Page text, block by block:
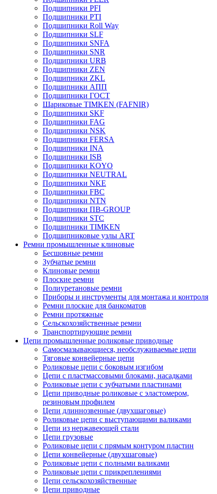
Подшипники PFI
Подшипники PTI
Подшипники Roll Way
Подшипники SLF
Подшипники SNFA
Подшипники SNR
Подшипники URB
Подшипники ZEN
Подшипники ZKL
Подшипники АПП
Подшипники ГОСТ
Шариковые ТІMKEN (FAFNIR)
Подшипники SKF
Подшипники FAG
Подшипники NSK
Подшипники FERSA
Подшипники INA
Подшипники ISB
Подшипники KOYO
Подшипники NEUTRAL
Подшипники NKE
Подшипники FBC
Подшипники NTN
Подшипники ПВ-GROUP
Подшипники STC
Подшипники TIMKEN
Подшипниковые узлы ART
Ремни промышленные клиновые
Бесшовные ремни
Зубчатые ремни
Клиновые ремни
Плоские ремни
Полиуретановые ремни
Приборы и инструменты для монтажа и контроля
Ремни плоские для банкоматов
Ремни протяжные
Сельскохозяйственные ремни
Транспортирующие ремни
Цепи промышленные роликовые приводные
Самосмазывающиеся, необслуживаемые цепи
Тяговые конвейерные цепи
Роликовые цепи с боковым изгибом
Цепи с пластмассовыми блоками, насадками
Роликовые цепи с зубчатыми пластинами
Цепи приводные роликовые с эластомером,
резиновым профилем
Цепи длиннозвенные (двухшаговые)
Роликовые цепи с выступающими валиками
Цепи из нержавеющей стали
Цепи грузовые
Роликовые цепи с прямым контуром пластин
Цепи конвейерные (двухшаговые)
Роликовые цепи с полными валиками
Роликовые цепи с прикреплениями
Цепи сельскохозяйственные
Цепи приводные